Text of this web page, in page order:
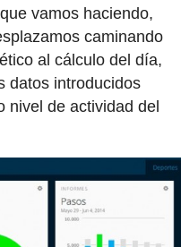
vamos haciendo,
caminando
al cálculo del día,
datos introducidos
nivel de actividad del